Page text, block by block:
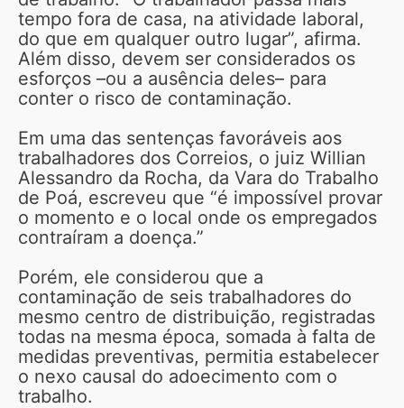
tempo fora de casa, na atividade laboral,
do que em qualquer outro lugar”, afirma.
Além disso, devem ser considerados os
esforços –ou a ausência deles– para
conter o risco de contaminação.
Em uma das sentenças favoráveis aos
trabalhadores dos Correios, o juiz Willian
Alessandro da Rocha, da Vara do Trabalho
de Poá, escreveu que “é impossível provar
o momento e o local onde os empregados
contraíram a doença.”
Porém, ele considerou que a
contaminação de seis trabalhadores do
mesmo centro de distribuição, registradas
todas na mesma época, somada à falta de
medidas preventivas, permitia estabelecer
o nexo causal do adoecimento com o
trabalho.